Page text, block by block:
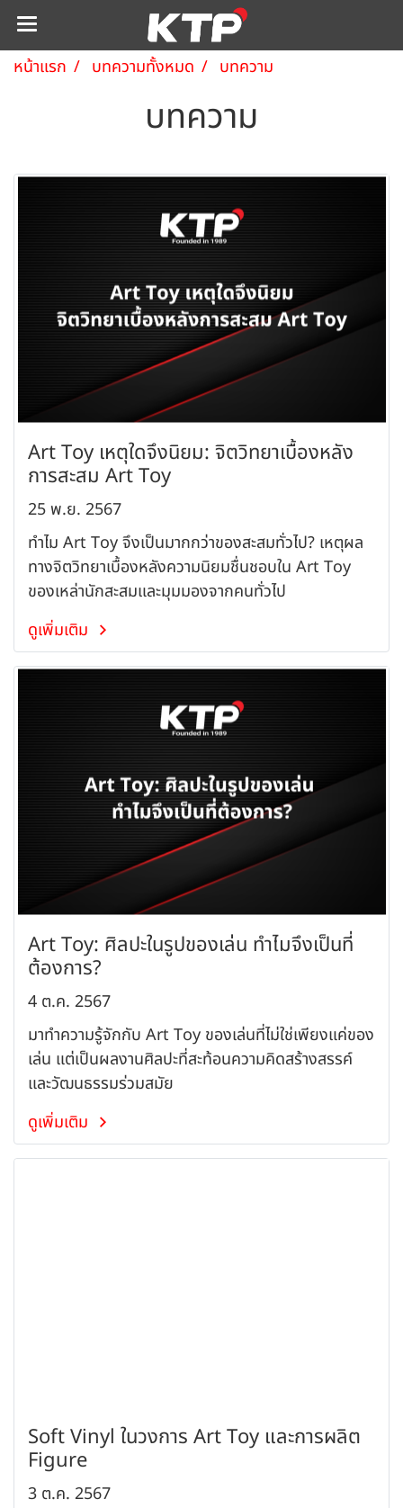
หน้าแรก บทความทั้งหมด บทความ
บทความ
Art Toy เหตุใดจึงนิยม: จิตวิทยาเบื้องหลัง
การสะสม Art Toy
25 พ.ย. 2567
ทำไม Art Toy จึงเป็นมากกว่าของสะสมทั่วไป? เหตุผล
ทางจิตวิทยาเบื้องหลังความนิยมชื่นชอบใน Art Toy
ของเหล่านักสะสมและมุมมองจากคนทั่วไป
ดูเพิ่มเติม
Art Toy: ศิลปะในรูปของเล่น ทำไมจึงเป็นที่
ต้องการ?
4 ต.ค. 2567
มาทำความรู้จักกับ Art Toy ของเล่นที่ไม่ใช่เพียงแค่ของ
เล่น แต่เป็นผลงานศิลปะที่สะท้อนความคิดสร้างสรรค์
และวัฒนธรรมร่วมสมัย
ดูเพิ่มเติม
Soft Vinyl ในวงการ Art Toy และการผลิต
Figure
3 ต.ค. 2567